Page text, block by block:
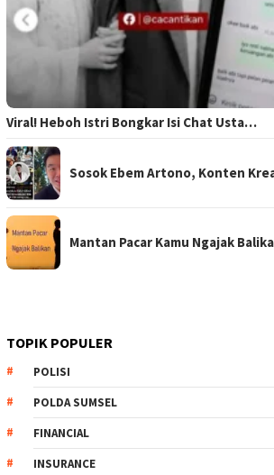
Viral! Heboh Istri Bongkar Isi Chat Usta…
Sosok Ebem Artono, Konten
Mantan Pacar Kamu Ngajak
TOPIK POPULER
POLISI
POLDA SUMSEL
FINANCIAL
INSURANCE